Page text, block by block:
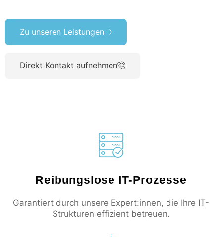
Zu unseren Leistungen
Direkt Kontakt aufnehmen
Reibungslose IT-Prozesse
Garantiert durch unsere Expert:innen, die Ihre IT-
Strukturen effizient betreuen.